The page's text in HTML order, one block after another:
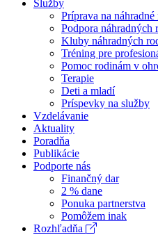
Služby
Príprava na
Podpora náhradných
Kluby náhradných
Tréning pre
Pomoc rodinám v
Terapie
Deti a mladí
Príspevky na služby
Vzdelávanie
Aktuality
Poradňa
Publikácie
Podporte nás
Finančný dar
2 % dane
Ponuka partnerstva
Pomôžem inak
Rozhľadňa